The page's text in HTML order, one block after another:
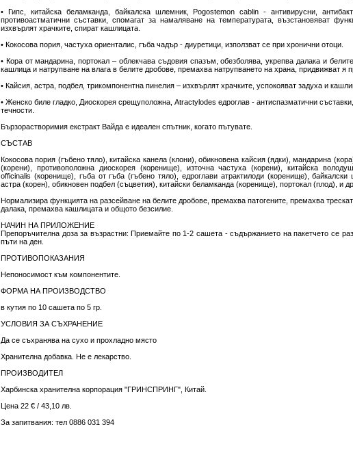
• Гипс, китайска беламканда, байкалска шлемник, Pogostemon cablin - антивирусни,
противоастматични съставки, спомагат за намаляване на температурата, възстановяват
изхвърлят храчките, спират кашлицата.
• Кокосова пория, частуха ориенталис, гъба чадър - диуретици, използват се при хронични отоци.
• Кора от мандарина, портокал – облекчава съдовия спазъм, обезболява, укрепва далака и
кашлица и натрупване на влага в белите дробове, премахва натрупването на храна, придвижват я
• Кайсия, астра, подбел, трикомпонентна пинелия – изхвърлят храчките, успокояват задуха и
• Женско биле гладко, Диоскорея срещуположна, Atractylodes едроглав - антиспазматични
течности.
Бързорастворимия екстракт Вайда е идеален спътник, когато пътувате.
СЪСТАВ
Кокосова пория (гъбено тяло), китайска канела (клони), обикновена кайсия (ядки), мандарина
(корени), противоположна диоскорея (коренище), източна частуха (корени), китайска
officinalis (коренище), гъба от гъба (гъбено тяло), едроглави атрактилоди (коренище), байкалски
астра (корен), обикновен подбел (съцветия), китайски беламканда (коренище), портокал (плод), и др.
Нормализира функцията на разсейване на белите дробове, премахва патогените, премахва
далака, премахва кашлицата и общото безсилие.
НАЧИН НА ПРИЛОЖЕНИЕ
Препоръчителна доза за възрастни: Приемайте по 1-2 сашета - съдържанието на пакетчето се
пъти на ден.
ПРОТИВОПОКАЗАНИЯ
Непоносимост към компонентите.
ФОРМА НА ПРОИЗВОДСТВО
в кутия по 10 сашета по 5 гр.
УСЛОВИЯ ЗА СЪХРАНЕНИЕ
Да се съхранява на сухо и прохладно място
Хранителна добавка. Не е лекарство.
ПРОИЗВОДИТЕЛ
Харбинска хранителна корпорация "ГРИНСПРИНГ", Китай.
Цена 22 € / 43,10 лв.
За запитвания: тел 0886 031 394